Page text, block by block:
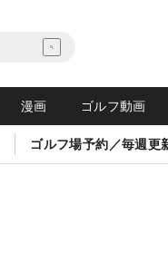
漫画 ゴルフ動画
ゴルフ場予約／毎週更